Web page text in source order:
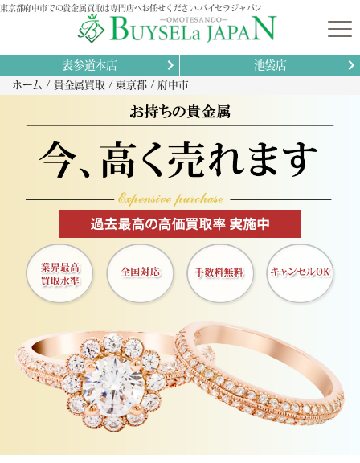
東京都府中市での貴金属買取は専門店へお任せください-バイセラジャパン
表参道本店 池袋店
ホーム 貴金属買取 東京都 府中市